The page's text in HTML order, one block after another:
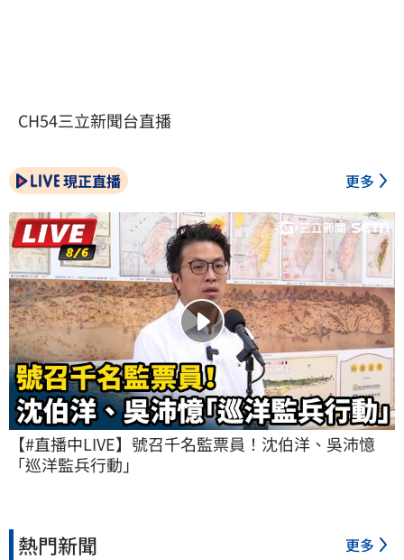
CH54三立新聞台直播
現正直播 更多
【#直播中LIVE】號召千名監票員！沈伯洋、吳沛憶
「巡洋監兵行動」
熱門新聞 更多